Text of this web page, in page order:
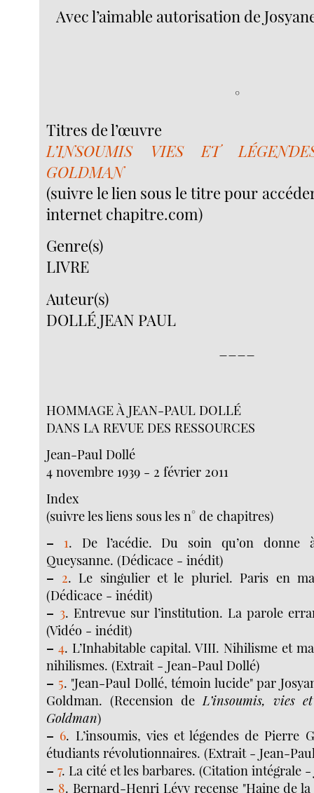
Avec l’aimable autorisation de
°
Titres de l’œuvre
L’INSOUMIS VIES ET
GOLDMAN
(suivre le lien sous le titre pour
internet chapitre.com)
Genre(s)
LIVRE
Auteur(s)
DOLLÉ JEAN PAUL
HOMMAGE À JEAN-PAUL DOLLÉ
DANS LA REVUE DES RESSOURCES
Jean-Paul Dollé
4 novembre 1939 - 2 février 2011
Index
(suivre les liens sous les n° de chapitres)
–
1. De l’acédie. Du soin qu’on
Queysanne. (Dédicace - inédit)
– 2. Le singulier et le pluriel. Paris en
(Dédicace - inédit)
– 3. Entrevue sur l’institution. La parole
(Vidéo - inédit)
– 4. L’Inhabitable capital. VIII. Nihilisme et
nihilismes. (Extrait - Jean-Paul Dollé)
– 5. "Jean-Paul Dollé, témoin lucide" par
Goldman. (Recension deL’insoumis, vies
Goldman)
– 6. L’insoumis, vies et légendes de Pierre
étudiants révolutionnaires. (Extrait - Jean-
– 7. La cité et les barbares. (Citation intégrale
– 8. Bernard-Henri Lévy recense "Haine de la